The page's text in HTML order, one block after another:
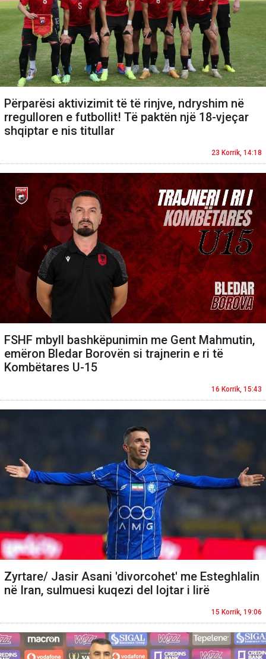
Përparësi aktivizimit të të rinjve, ndryshim në
rregulloren e futbollit! Të paktën një 18-vjeçar
shqiptar e nis titullar
23 Korrik, 14:18
FSHF mbyll bashkëpunimin me Gent Mahmutin,
emëron Bledar Borovën si trajnerin e ri të
Kombëtares U-15
16 Korrik, 15:43
Zyrtare/ Jasir Asani 'divorcohet' me Esteghlalin
në Iran, sulmuesi kuqezi del lojtar i lirë
15 Korrik, 19:06